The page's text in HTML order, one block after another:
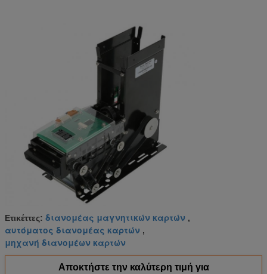
Ετικέττες: διανομέας μαγνητικών καρτών ,
αυτόματος διανομέας καρτών ,
μηχανή διανομέων καρτών
Αποκτήστε την καλύτερη τιμή για